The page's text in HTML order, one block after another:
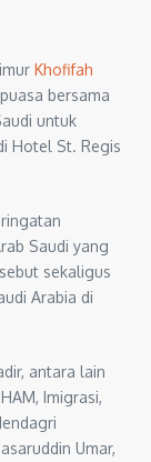
Khofifah
bersama
untuk
Hotel St. Regis
Saudi yang
sekaligus
Arabia di
antara lain
Imigrasi,
Umar,